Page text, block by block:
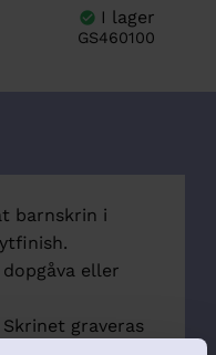
GS460100
barnskrin i
eller
graveras